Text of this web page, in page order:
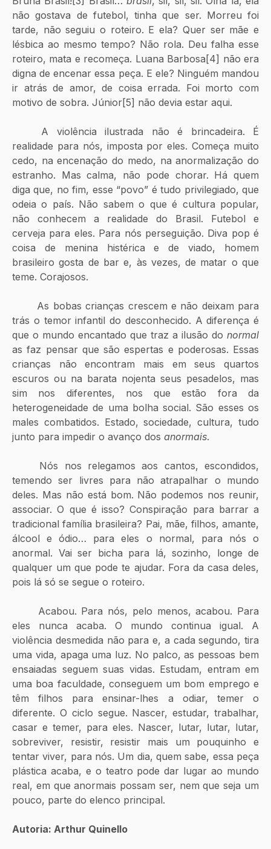
não gostava de futebol, tinha que ser. Morreu foi
tarde, não seguiu o roteiro. E ela? Quer ser mãe e
lésbica ao mesmo tempo? Não rola. Deu falha esse
roteiro, mata e recomeça. Luana Barbosa[4] não era
digna de encenar essa peça. E ele? Ninguém mandou
ir atrás de amor, de coisa errada. Foi morto com
motivo de sobra. Júnior[5] não devia estar aqui.
realidade para nós, imposta por eles. Começa muito
cedo, na encenação do medo, na anormalização do
estranho. Mas calma, não pode chorar. Há quem
diga que, no fim, esse “povo” é tudo privilegiado, que
odeia o país. Não sabem o que é cultura popular,
não conhecem a realidade do Brasil. Futebol e
cerveja para eles. Para nós perseguição. Diva pop é
coisa de menina histérica e de viado, homem
brasileiro gosta de bar e, às vezes, de matar o que
teme. Corajosos.
trás o temor infantil do desconhecido. A diferença é
que o mundo encantado que traz a ilusão do normal
as faz pensar que são espertas e poderosas. Essas
crianças não encontram mais em seus quartos
escuros ou na barata nojenta seus pesadelos, mas
sim nos diferentes, nos que estão fora da
heterogeneidade de uma bolha social. São esses os
males combatidos. Estado, sociedade, cultura, tudo
junto para impedir o avanço dos anormais.
temendo ser livres para não atrapalhar o mundo
deles. Mas não está bom. Não podemos nos reunir,
associar. O que é isso? Conspiração para barrar a
tradicional família brasileira? Pai, mãe, filhos, amante,
álcool e ódio… para eles o normal, para nós o
anormal. Vai ser bicha para lá, sozinho, longe de
qualquer um que pode te ajudar. Fora da casa deles,
pois lá só se segue o roteiro.
eles nunca acaba. O mundo continua igual. A
violência desmedida não para e, a cada segundo, tira
uma vida, apaga uma luz. No palco, as pessoas bem
ensaiadas seguem suas vidas. Estudam, entram em
uma boa faculdade, conseguem um bom emprego e
têm filhos para ensinar-lhes a odiar, temer o
diferente. O ciclo segue. Nascer, estudar, trabalhar,
casar e temer, para eles. Nascer, lutar, lutar, lutar,
sobreviver, resistir, resistir mais um pouquinho e
tentar viver, para nós. Um dia, quem sabe, essa peça
plástica acaba, e o teatro pode dar lugar ao mundo
real, em que anormais possam ser, nem que seja um
pouco, parte do elenco principal.
Autoria: Arthur Quinello